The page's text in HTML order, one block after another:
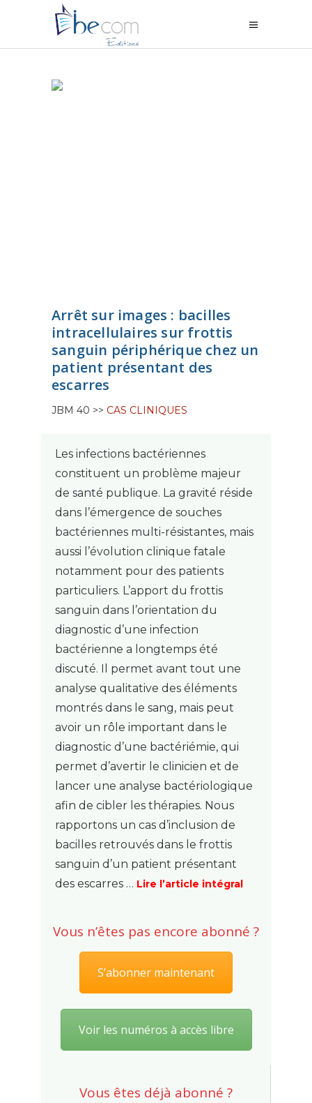
Arrêt sur images : bacilles
intracellulaires sur frottis
sanguin périphérique chez un
patient présentant des
escarres
JBM 40 >> CAS CLINIQUES
Les infections bactériennes
constituent un problème majeur
de santé publique. La gravité réside
dans l’émergence de souches
bactériennes multi-résistantes, mais
aussi l’évolution clinique fatale
notamment pour des patients
particuliers. L’apport du frottis
sanguin dans l’orientation du
diagnostic d’une infection
bactérienne a longtemps été
discuté. Il permet avant tout une
analyse qualitative des éléments
montrés dans le sang, mais peut
avoir un rôle important dans le
diagnostic d’une bactériémie, qui
permet d’avertir le clinicien et de
lancer une analyse bactériologique
afin de cibler les thérapies. Nous
rapportons un cas d’inclusion de
bacilles retrouvés dans le frottis
sanguin d’un patient présentant
des escarres … Lire l’article intégral
Vous n’êtes pas encore abonné ?
S’abonner maintenant
Voir les numéros à accès libre
Vous êtes déjà abonné ?